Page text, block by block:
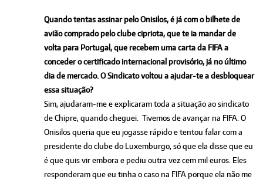
Quando tentas assinar pelo Onisilos, é já com o bilhete de
avião comprado pelo clube cipriota, que te ia mandar de
volta para Portugal, que recebem uma carta da FIFA a
conceder o certificado internacional provisório, já no último
dia de mercado. O Sindicato voltou a ajudar-te a desbloquear
essa situação?
Sim, ajudaram-me e explicaram toda a situação ao sindicato
de Chipre, quando cheguei. Tivemos de avançar na FIFA. O
Onisilos queria que eu jogasse rápido e tentou falar com a
presidente do clube do Luxemburgo, só que ela disse que eu
é que quis vir embora e pediu outra vez cem mil euros. Eles
responderam que eu tinha o caso na FIFA porque ela não me